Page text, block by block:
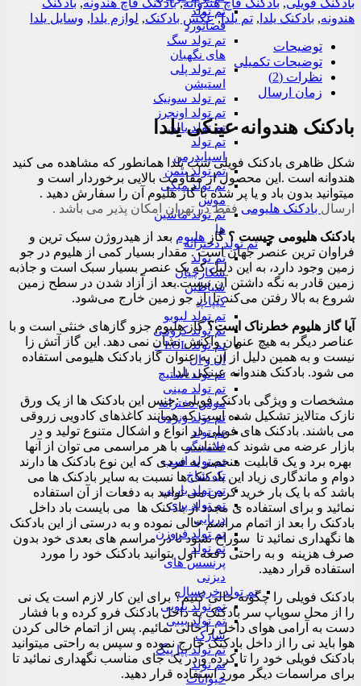
تم تولد
فضانورد
تم تولد سگ
های نگهبان
تم تولد پلی
استیشن
تم تولد سونیک
تم تولد اونجرز
تم تولد بالن
تم تولد
اسپایدرمن
تم تولد بتمن
تم تولد میکی
موس
تم تولد ماشین
ها
تم تولد دخترانه
تم تولد
شکارچیان
شیاطین
کیپاپ
تم تولد لبوبو
تم تولد کرومی
تم تولد LOL –
ال و ال
تم تولد استیچ
تم تولد مینی
موس دخترانه
تم تولد ونزدی
تم تولد
فلامینگو
تم تولد اسب
تک شاخ
تم تولد باربی
تم تولد پری
دریایی
تم تولد فروزن
تم تولد
پرنسس های
دیزنی
تم تولد خردسال
تم تولد بلویی
تم تولد بیبی
شارک
تم تولد پپا پیگ
تم تولد
حیوانات
بادکنک فویلی, بادکنک قاچ هندوانه,بادکنک قاچ هندونه, بادکنک
هندونه, بادکنک یلدا , تم یلدا,عکس بادکنک, لوازم یلدا , وسایل یلدا
توضیحات
توضیحات تکمیلی
نظرات (2)
زمان ارسال
بادکنک هندوانه عینکی یلدا
شکل ظاهری بادکنک فویلی شب یلدا همانطور که مشاهده می کنید
هندوانه است .این محصول از مقاومت بالایی برخوردار است و
میتوانید بدون باد و یا پر شده با گاز هلیوم آن را سفارش دهید .
ارسال بادکنک هلیومی فقط در تهران امکان پذیر می باشد .
بادکنک هلیومی چیست ؟گاز هلیوم بعد از هیدروژن سبک‌ ترین و
فراوان‌ ترین عنصر جهان است . مقدار بسیار کمی از هلیوم در جو
زمین وجود دارد، به این دلیل که یک عنصر بسیار سبک است و جاذبه
زمین قادر به نگه داشتن آن نیست.بعد از آزاد شدن در سطح زمین
شروع به بالا رفتن می‌کند تا از جو زمین خارج می‌شود.
آیا گاز هلیوم خطرناک است؟گاز هلیوم جزو گازهای خنثی است و با
عناصر دیگر به هیچ عنوان واکنش نشان نمی دهد. این گاز آتش زا
نیست و به همین دلیل از آن به عنوان گاز بادکنک هلیومی استفاده
می شود. بادکنک هندوانه عینکی یلدا
مشخصات و ویژگی بادکنک فویلی :جنس این بادکنک ها از یک ورق
نازک متالایز تشکیل شده است که همانند کاغذهای کادویی زروقی
می باشند. بادکنک های فویلی در انواع و اشکال متنوع تولید و در
بازار عرضه می شوند که متناسب با هر مراسمی می توان از آنها
بهره برد و یک قابلیت منحصر به فردی که این نوع بادکنک ها دارند
دوام و ماندگاری زیاد این بادکنک ها نسبت به سایر بادکنک ها می
باشد که با یک بار خرید کردن می توانید به دفعات از آن استفاده
نمائید و برای استفاده ی مجدد از بادکنک ها می بایست باد داخل
بادکنک را بعد از اتمام مراسم خالی نموده و به درستی از این بادکنک
ها نگهداری نمائید تا سوراخ نشود تا در مراسم های بعدی خود بدون
صرف هزینه و به راحتی دفعه اول بتوانید بادکنک خود را مورد
استفاده قرار دهید.
بادکنک فویلی را چگونه خالی کنیم؟ برای این کار لازم است یک نی
را از محل سوپاپ سر بادکنک به داخل بادکنک فرو کرده و با فشار
دست به آرامی هوای داخل را خالی نمائیم. پس از اتمام خالی کردن
هوا باید نی را از داخل بادکنک خارج نموده و سپس به راحتی میتوانید
بادکنک فویلی خود را تا کرده و در یک جای مناسب نگهداری نمائید تا
برای مراسمات دیگر مورد استفاده قرار دهید.